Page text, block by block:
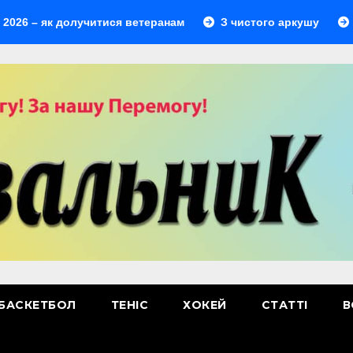
долучитися ветеранам З чистого аркушу
ТЕНІС ХОКЕЙ СТАТТІ